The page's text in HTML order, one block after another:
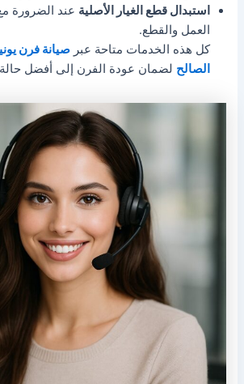
استبدال قطع الغيار الأصلية عند الضرورة
العمل والقطع.
كل هذه الخدمات متاحة عبرصيانة فرن
الصالح لضمان عودة الفرن إلى أفضل حالة